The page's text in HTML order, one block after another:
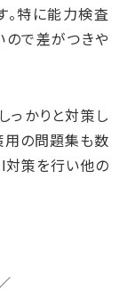
。特に能力検査
ので差がつきや
っかりと対策し
用の問題集も数
対策を行い他の